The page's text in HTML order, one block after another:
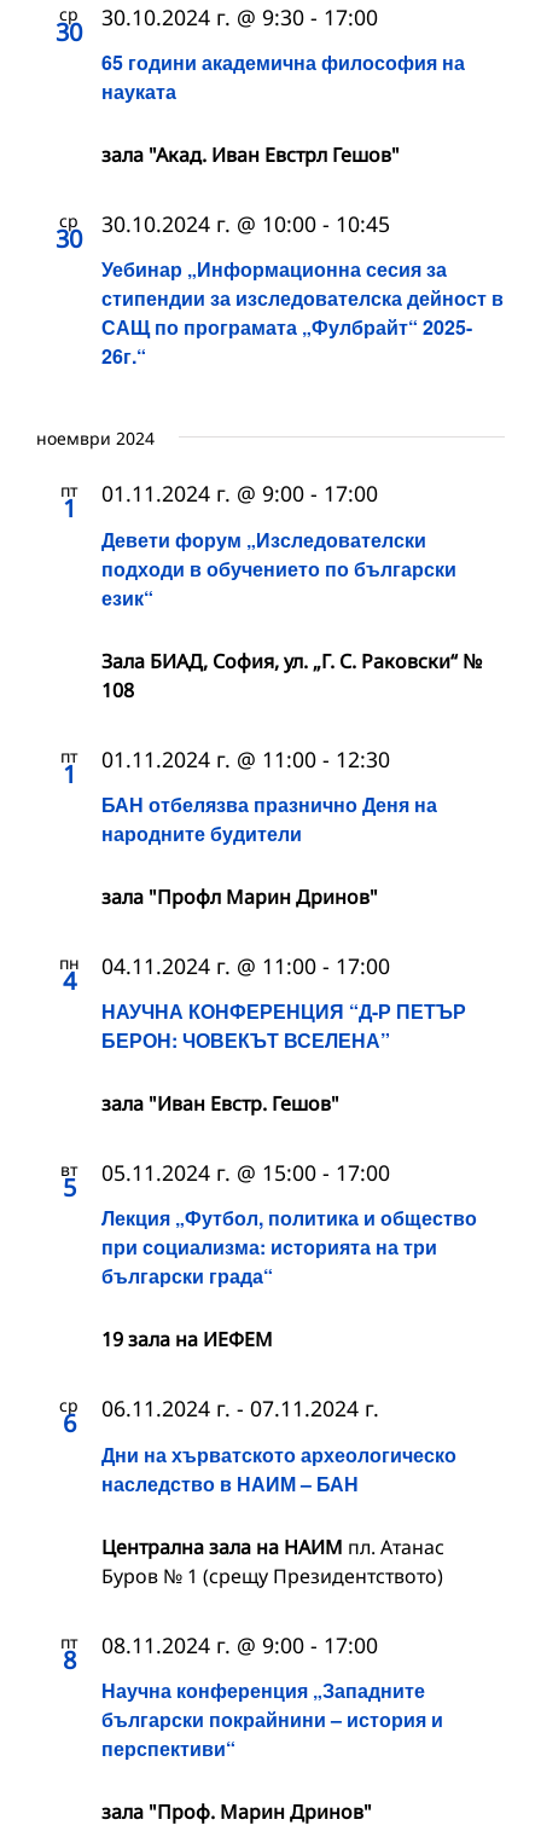
ср
30
65 години академична философия на
науката
30.10.2024 г. @ 9:30 - 17:00
зала "Акад. Иван Евстрл Гешов"
ср
30
Уебинар „Информационна сесия за
стипендии за изследователска дейност в
САЩ по програмата „Фулбрайт“ 2025-
26г.“
30.10.2024 г. @ 10:00 - 10:45
ноември 2024
пт
1
Девети форум „Изследователски
подходи в обучението по български
език“
01.11.2024 г. @ 9:00 - 17:00
Зала БИАД, София, ул. „Г. С. Раковски“ №
108
пт
1
БАН отбелязва празнично Деня на
народните будители
01.11.2024 г. @ 11:00 - 12:30
зала "Профл Марин Дринов"
пн
4
НАУЧНА КОНФЕРЕНЦИЯ “Д-Р ПЕТЪР
БЕРОН: ЧОВЕКЪТ ВСЕЛЕНА”
04.11.2024 г. @ 11:00 - 17:00
зала "Иван Евстр. Гешов"
вт
5
Лекция „Футбол, политика и общество
при социализма: историята на три
български града“
05.11.2024 г. @ 15:00 - 17:00
19 зала на ИЕФЕМ
ср
6
Дни на хърватското археологическо
наследство в НАИМ – БАН
06.11.2024 г. - 07.11.2024 г.
Централна зала на НАИМ пл. Атанас
Буров № 1 (срещу Президентството)
пт
8
Научна конференция „Западните
български покрайнини – история и
перспективи“
08.11.2024 г. @ 9:00 - 17:00
зала "Проф. Марин Дринов"